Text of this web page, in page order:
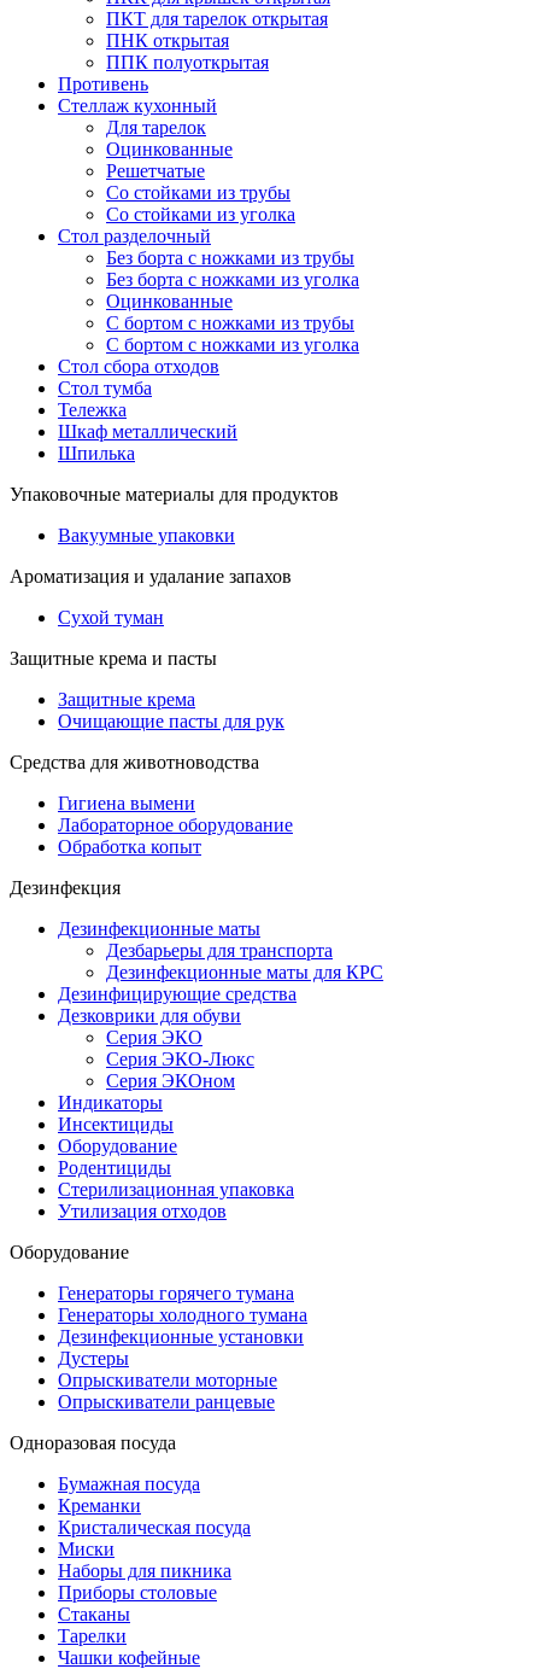
ПКТ для тарелок открытая
ПНК открытая
ППК полуоткрытая
Противень
Стеллаж кухонный
Для тарелок
Оцинкованные
Решетчатые
Со стойками из трубы
Со стойками из уголка
Стол разделочный
Без борта с ножками из трубы
Без борта с ножками из уголка
Оцинкованные
С бортом с ножками из трубы
С бортом с ножками из уголка
Стол сбора отходов
Стол тумба
Тележка
Шкаф металлический
Шпилька
Упаковочные материалы для продуктов
Вакуумные упаковки
Ароматизация и удалание запахов
Сухой туман
Защитные крема и пасты
Защитные крема
Очищающие пасты для рук
Средства для животноводства
Гигиена вымени
Лабораторное оборудование
Обработка копыт
Дезинфекция
Дезинфекционные маты
Дезбарьеры для транспорта
Дезинфекционные маты для КРС
Дезинфицирующие средства
Дезковрики для обуви
Серия ЭКО
Серия ЭКО-Люкс
Серия ЭКОном
Индикаторы
Инсектициды
Оборудование
Родентициды
Стерилизационная упаковка
Утилизация отходов
Оборудование
Генераторы горячего тумана
Генераторы холодного тумана
Дезинфекционные установки
Дустеры
Опрыскиватели моторные
Опрыскиватели ранцевые
Одноразовая посуда
Бумажная посуда
Креманки
Кристалическая посуда
Миски
Наборы для пикника
Приборы столовые
Стаканы
Тарелки
Чашки кофейные